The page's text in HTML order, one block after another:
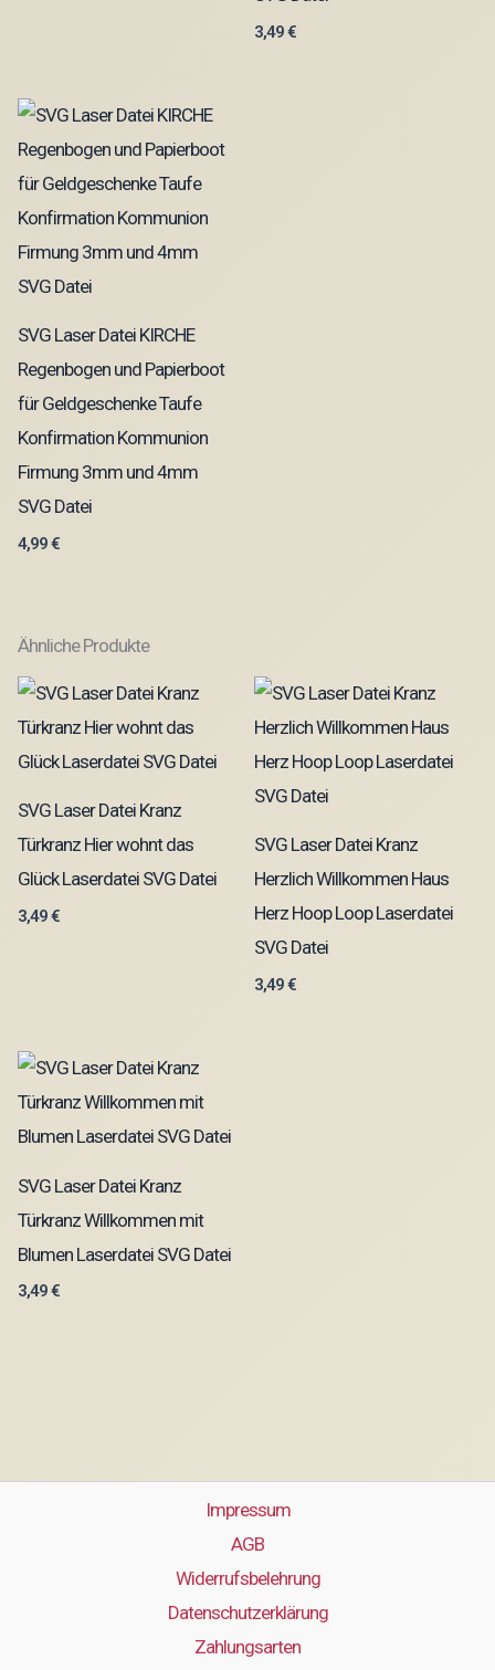
3,49€
SVG Laser Datei KIRCHE
Regenbogen und Papierboot
für Geldgeschenke Taufe
Konfirmation Kommunion
Firmung 3mm und 4mm
SVG Datei
4,99€
Ähnliche Produkte
SVG Laser Datei Kranz
Türkranz Hier wohnt das
Glück Laserdatei SVG Datei
3,49€
SVG Laser Datei Kranz
Herzlich Willkommen Haus
Herz Hoop Loop Laserdatei
SVG Datei
3,49€
SVG Laser Datei Kranz
Türkranz Willkommen mit
Blumen Laserdatei SVG Datei
3,49€
Impressum
AGB
Widerrufsbelehrung
Datenschutzerklärung
Zahlungsarten